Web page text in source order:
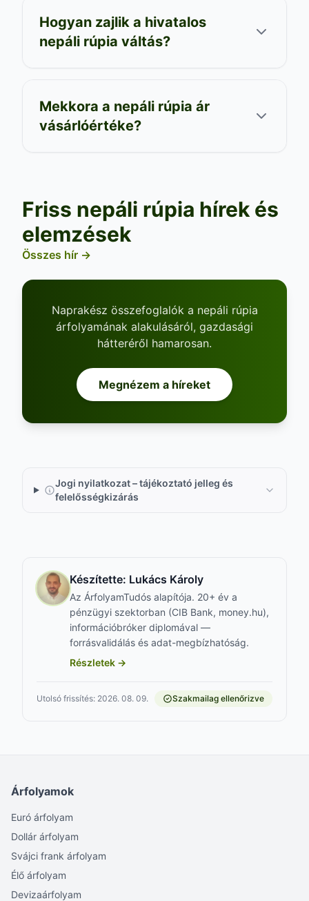
Hogyan zajlik a hivatalos
nepáli rúpia váltás?
Mekkora a nepáli rúpia ár
vásárlóértéke?
Friss nepáli rúpia hírek és
elemzések
Összes hír →
Naprakész összefoglalók a nepáli rúpia
árfolyamának alakulásáról, gazdasági
hátteréről hamarosan.
Megnézem a híreket
Jogi nyilatkozat – tájékoztató jelleg és
felelősségkizárás
Készítette: Lukács Károly
Az ÁrfolyamTudós alapítója. 20+ év a
pénzügyi szektorban (CIB Bank, money.hu),
információbróker diplomával —
forrásvalidálás és adat-megbízhatóság.
Részletek →
Utolsó frissítés: 2026. 08. 09. Szakmailag ellenőrizve
Árfolyamok
Euró árfolyam
Dollár árfolyam
Svájci frank árfolyam
Élő árfolyam
Devizaárfolyam